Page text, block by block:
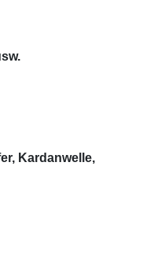
Kardanwelle,